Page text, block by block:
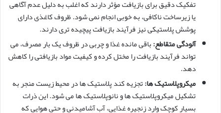
تفکیک دقیق برای بازیافت مؤثر دارند که اغلب به دلیل عدم آگاهی
یا زیرساخت ناکافی، به خوبی انجام نمی شود. ظروف کاغذی دارای
پوشش پلاستیکی نیز فرآیند بازیافت پیچیده تری دارند.
آلودگی متقاطع:باقی مانده غذا و چربی در ظروف یک بار مصرف، می
تواند فرآیند بازیافت را مختل کرده و کیفیت مواد بازیافتی را کاهش
دهد.
میکروپلاستیک ها:تجزیه کند پلاستیک ها در محیط زیست منجر به
تشکیل میکروپلاستیک ها و نانوپلاستیک ها می شود. این ذرات
بسیار کوچک وارد زنجیره غذایی، آب آشامیدنی و حتی هوایی که